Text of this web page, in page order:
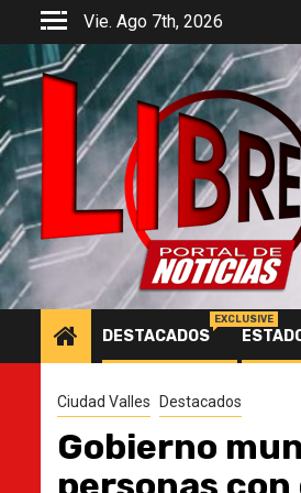
Saltar
contenido
Vie. Ago 7th, 2026
DESTACADOS
EXCLUSIVE
Ciudad Valles Destacados
Gobierno